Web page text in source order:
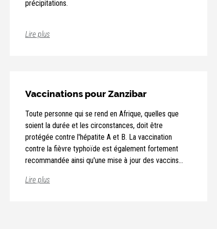
de pâte rempli de viande ou de légumes) et le
grillée).
précipitations.
Lire plus
Vaccinations pour Zanzibar
Toute personne qui se rend en Afrique, quelles que
soient la durée et les circonstances, doit être
protégée contre l'hépatite A et B. La vaccination
contre la fièvre typhoïde est également fortement
recommandée ainsi qu'une mise à jour des vaccins
vaccination contre la fièvre jaune est obligatoire. Des
Lire plus